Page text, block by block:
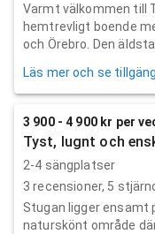
Varmt välkommen till
hemtrevligt boende
och Örebro. Den äldsta
Läs mer och se
3 900 - 4 900 kr per
Tyst, lugnt och
2-4 sängplatser
3 recensioner, 5
Stugan ligger ensamt
naturskönt område